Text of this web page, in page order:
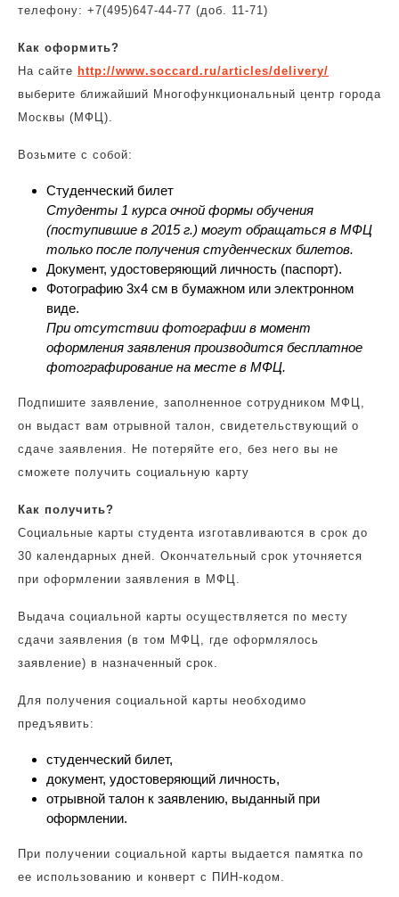
телефону: +7(495)647-44-77 (доб. 11-71)
Как оформить?
На сайте http://www.soccard.ru/articles/delivery/
выберите ближайший Многофункциональный центр города
Москвы (МФЦ).
Возьмите с собой:
Студенческий билет
Студенты 1 курса очной формы обучения
(поступившие в 2015 г.) могут обращаться в МФЦ
только после получения студенческих билетов.
Документ, удостоверяющий личность (паспорт).
Фотографию 3х4 см в бумажном или электронном
виде.
При отсутствии фотографии в момент
оформления заявления производится бесплатное
фотографирование на месте в МФЦ.
Подпишите заявление, заполненное сотрудником МФЦ,
он выдаст вам отрывной талон, свидетельствующий о
сдаче заявления. Не потеряйте его, без него вы не
сможете получить социальную карту
Как получить?
Социальные карты студента изготавливаются в срок до
30 календарных дней. Окончательный срок уточняется
при оформлении заявления в МФЦ.
Выдача социальной карты осуществляется по месту
сдачи заявления (в том МФЦ, где оформлялось
заявление) в назначенный срок.
Для получения социальной карты необходимо
предъявить:
студенческий билет,
документ, удостоверяющий личность,
отрывной талон к заявлению, выданный при
оформлении.
При получении социальной карты выдается памятка по
ее использованию и конверт с ПИН-кодом.